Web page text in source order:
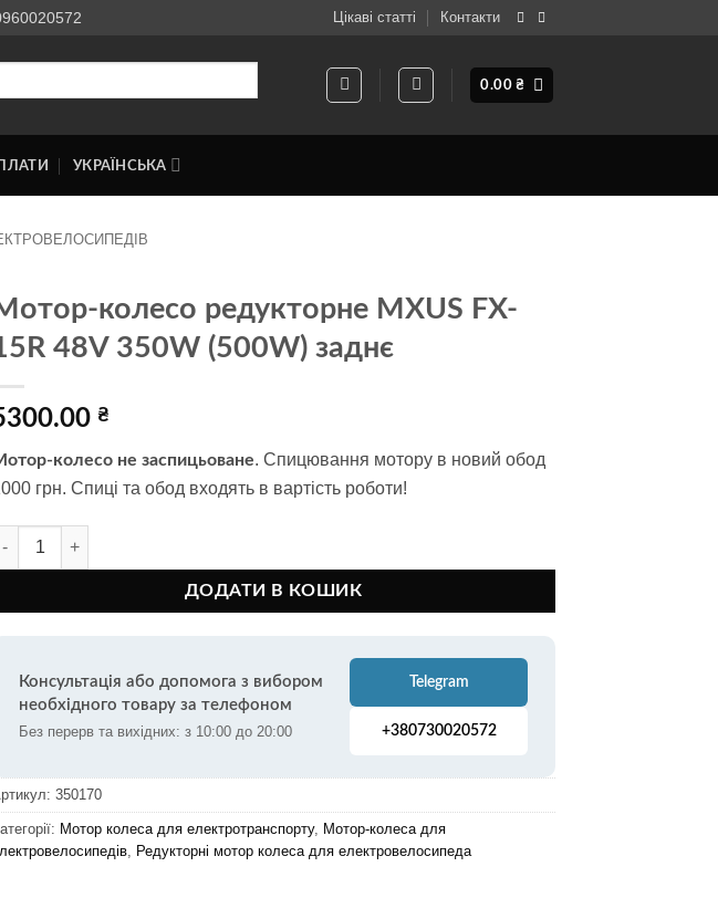
Цікаві статті Контакти
0.00₴
УКРАЇНСЬКА
колесо редукторне MXUS FX-
48V 350W (500W) заднє
₴
колесо не заспицьоване. Спицювання мотору в новий обод
грн. Спиці та обод входять в вартість роботи!
колесо редукторне MXUS FX-15R 48V 350W (500W) заднє кількість
ДОДАТИ В КОШИК
Консультація або допомога з вибором
необхідного товару за телефоном
Без перерв та вихідних: з 10:00 до 20:00
Telegram
+380730020572
350170
Мотор колеса для електротранспорту, Мотор-колеса для
Редукторні мотор колеса для електровелосипеда